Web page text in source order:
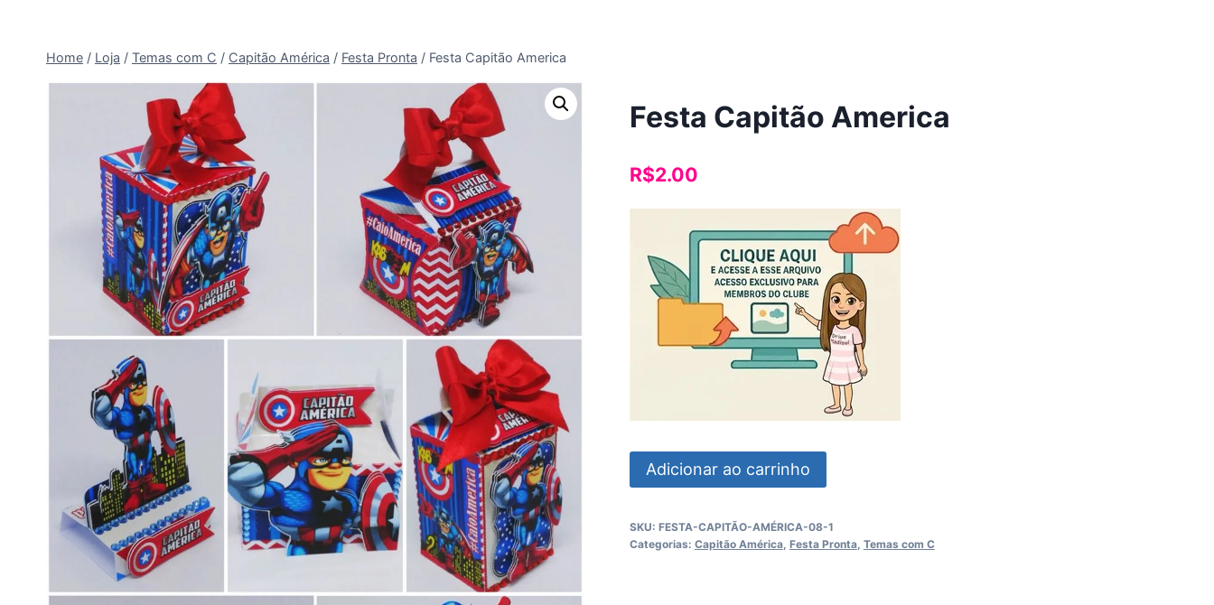
Home / Loja / Temas com C / Capitão América / Festa Pronta / Festa Capitão America
Festa Capitão America
R$2.00
Festa
Capitão
quantidade
Adicionar ao carrinho
SKU: FESTA-CAPITÃO-AMÉRICA-08-1
Categorias: Capitão América, Festa Pronta, Temas com C